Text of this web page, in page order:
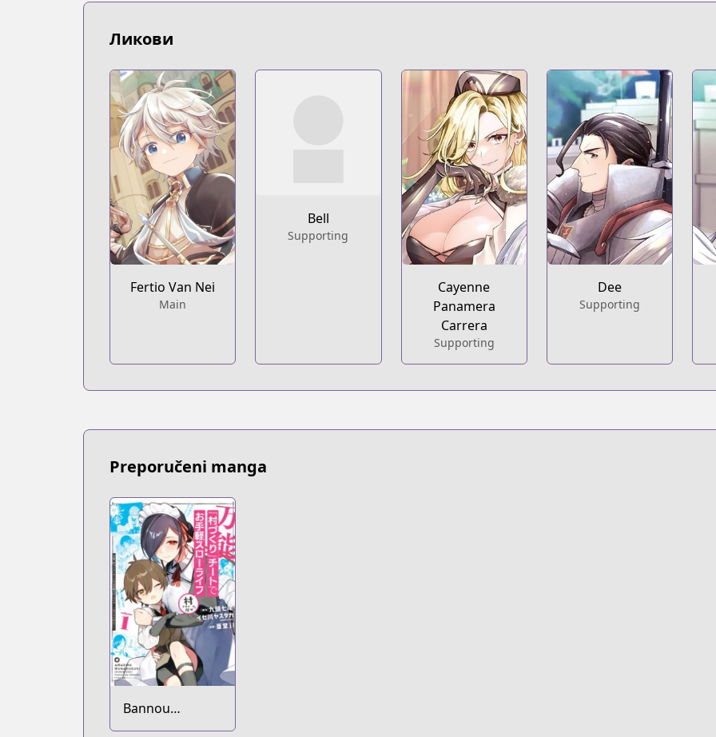
https://www.mangaupdates.com/series.html?id=187259
novelUpdates
Book☆Walker
Book☆Walker
https://bookwalker.jp/series/342851/list
Official English
Official English
https://sevenseasentertainment.com/series/easygoing-territory-defense-by-the-optimistic-
Ликови
Fertio Van Nei
Main
Bell
Supporting
Cayenne
Panamera
Carrera
Supporting
Dee
Supporting
Preporučeni manga
Bannou
"Murazukuri"